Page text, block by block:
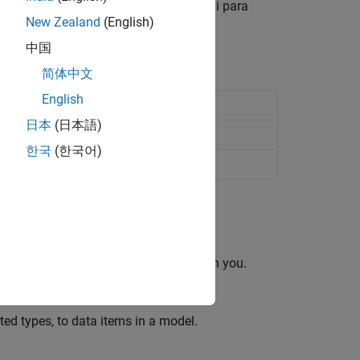
contenga bloques de punto fijo, ni para
point or floating-point data type
of value
point models that others share with you.
types, to data items in a model.
New Zealand (English)
中国
简体中文
English
日本 (日本語)
한국 (한국어)